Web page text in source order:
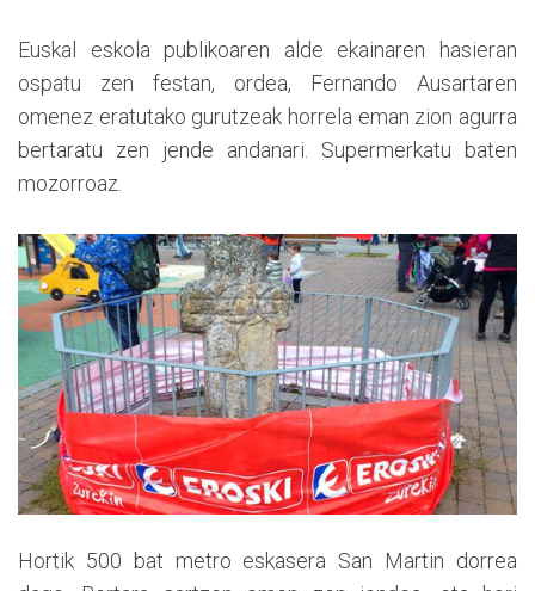
Euskal eskola publikoaren alde ekainaren hasieran
ospatu zen festan, ordea, Fernando Ausartaren
omenez eratutako gurutzeak horrela eman zion agurra
bertaratu zen jende andanari. Supermerkatu baten
mozorroaz.
Hortik 500 bat metro eskasera San Martin dorrea